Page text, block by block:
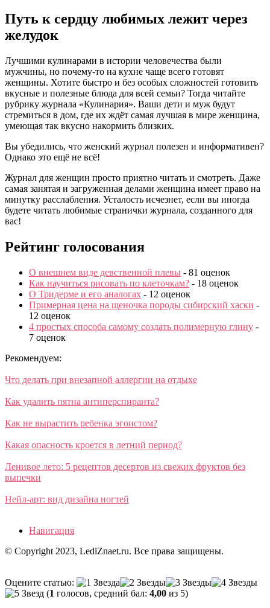
Путь к сердцу любимых лежит через
желудок
Лучшими кулинарами в истории человечества были
мужчины, но почему-то на кухне чаще всего готовят
женщины. Хотите быстро и без особых сложностей готовить
вкусные и полезные блюда для всей семьи? Тогда читайте
рубрику журнала «Кулинария». Ваши дети и муж будут
стремиться в дом, где их ждёт самая лучшая в мире женщина,
умеющая так вкусно накормить близких.
Вы убедились, что женский журнал полезен и информативен?
Однако это ещё не всё!
Журнал для женщин просто приятно читать и смотреть. Даже
самая занятая и загруженная делами женщина имеет право на
минутку расслабления. Усталость исчезнет, если вы иногда
будете читать любимые странички журнала, созданного для
вас!
Рейтинг голосования
О внешнем виде девственной плевы - 81 оценок
Как научиться рисовать по клеточкам? - 18 оценок
О Тридерме и его аналогах - 12 оценок
Примерная цена на щеночка породы сибирский хаски -
12 оценок
4 простых способа самому создать полимерную глину -
7 оценок
Рекомендуем:
Что делать при внезапной аллергии на отдыхе
Как удалить пятна антиперспиранта?
Как не вырастить ребенка эгоистом?
Какая опасность кроется в летний период?
Ленивое лето: 5 рецептов десертов из свежих фруктов без
выпечки
Нейл-арт: вид дизайна ногтей
Навигация
© Copyright 2023, LediZnaet.ru. Все права защищены.
Оцените статью:
(1 голосов, средний бал: 4,00 из 5)